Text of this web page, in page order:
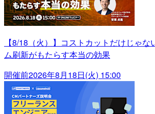
【8/18（火）】コストカットだけじゃ
ム刷新がもたらす本当の効果
開催前2026年8月18日(火) 15:00